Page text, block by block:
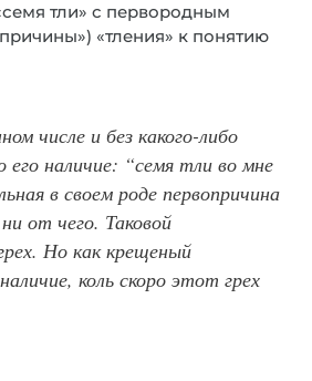
тли» с первородным
«тления» к понятию
числе и без какого-либо
наличие: “семя тли во мне
в своем роде первопричина
от чего. Таковой
Но как крещеный
коль скоро этот грех